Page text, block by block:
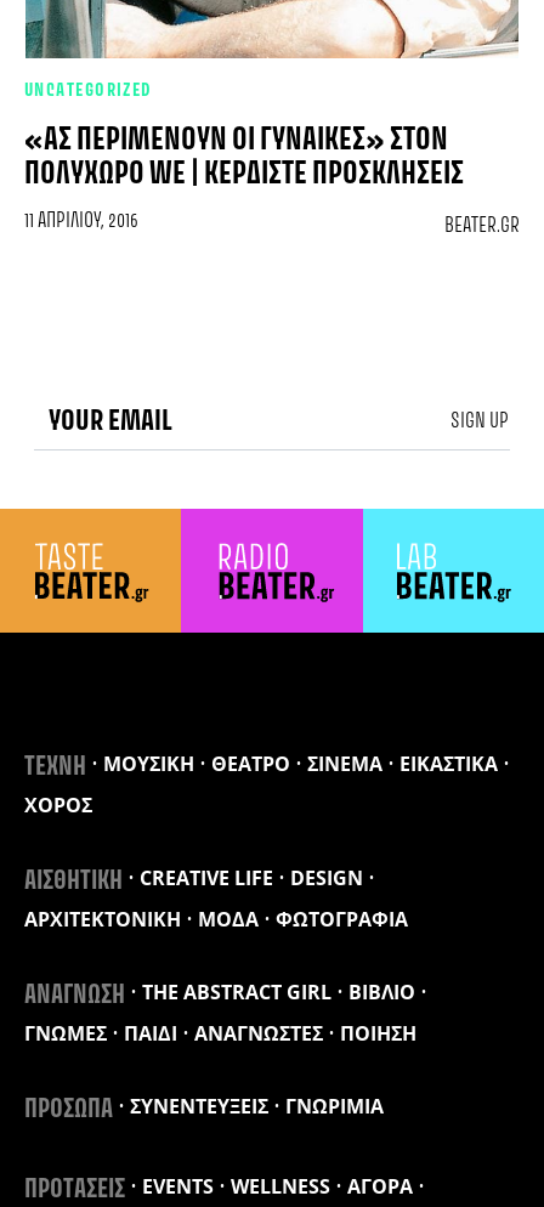
UNCATEGORIZED
«ΑΣ ΠΕΡΙΜΈΝΟΥΝ ΟΙ ΓΥΝΑΊΚΕΣ» ΣΤΟΝ
ΠΟΛΥΧΏΡΟ WE | ΚΕΡΔΊΣΤΕ ΠΡΟΣΚΛΉΣΕΙΣ
11 ΑΠΡΙΛΊΟΥ, 2016 BEATER.GR
ΤΕΧΝΗ ΜΟΥΣΙΚΗ ΘΕΑΤΡΟ ΣΙΝΕΜΑ
ΕΙΚΑΣΤΙΚΑ
ΧΟΡΟΣ
ΑΙΣΘΗΤΙΚΗ CREATIVE LIFE
DESIGN
ΑΡΧΙΤΕΚΤΟΝΙΚΗ
ΜΟΔΑ ΦΩΤΟΓΡΑΦΙΑ
ΑΝΑΓΝΩΣΗ THE ABSTRACT GIRL
ΒΙΒΛΙΟ
ΓΝΩΜΕΣ
ΠΑΙΔΙ ΑΝΑΓΝΩΣΤΕΣ ΠΟΙΗΣΗ
ΠΡΟΣΩΠΑ ΣΥΝΕΝΤΕΥΞΕΙΣ ΓΝΩΡΙΜΙΑ
ΠΡΟΤΑΣΕΙΣ EVENTS WELLNESS
ΑΓΟΡΑ
SIGN UP